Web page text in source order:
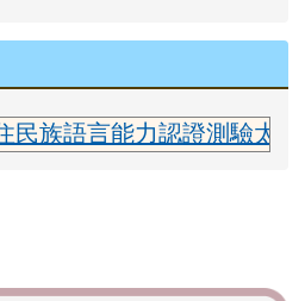
認證測驗太魯閣族語中